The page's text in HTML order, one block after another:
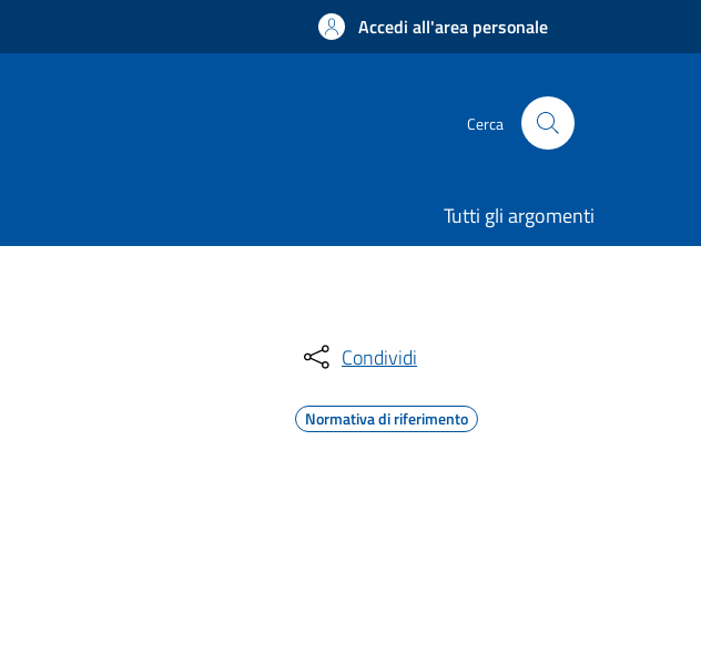
Accedi all'area personale
Cerca
Tutti gli argomenti
Condividi
Normativa di riferimento